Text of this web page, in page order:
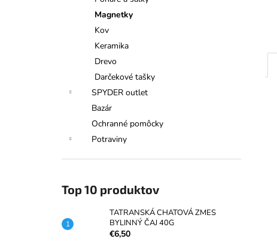
Magnetky
Kov
Keramika
Drevo
Darčekové tašky
SPYDER outlet
Bazár
Ochranné pomôcky
Potraviny
Top 10 produktov
TATRANSKÁ CHATOVÁ ZMES
BYLINNÝ ČAJ 40G
€6,50
BYLINNÝ ČAJ 40G